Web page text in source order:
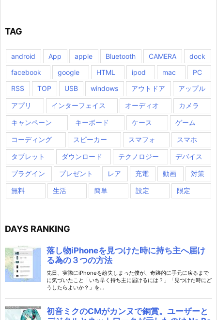
TAG
android App apple Bluetooth CAMERA
dock
facebook
google HTML ipod mac
PC
RSS
TOP USB windows アウトドア アップル
アプリ インターフェイス オーディオ カメラ
キャンペーン キーボード ケース ゲーム
コーディング スピーカー スマフォ スマホ
タブレット ダウンロード テクノロジー デバイス
プラグイン プレゼント レア 充電 動画 対策
無料 生活 簡単 設定 限定
DAYS RANKING